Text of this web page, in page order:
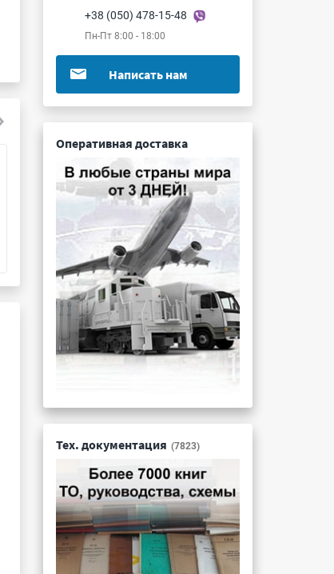
К53-18 3.3мкФ 40В 20%
Подробнее ...
+38 (050) 478-15-48
Пн-Пт 8:00 - 18:00
Написать нам
Оперативная доставка
Тех. документация (7823)